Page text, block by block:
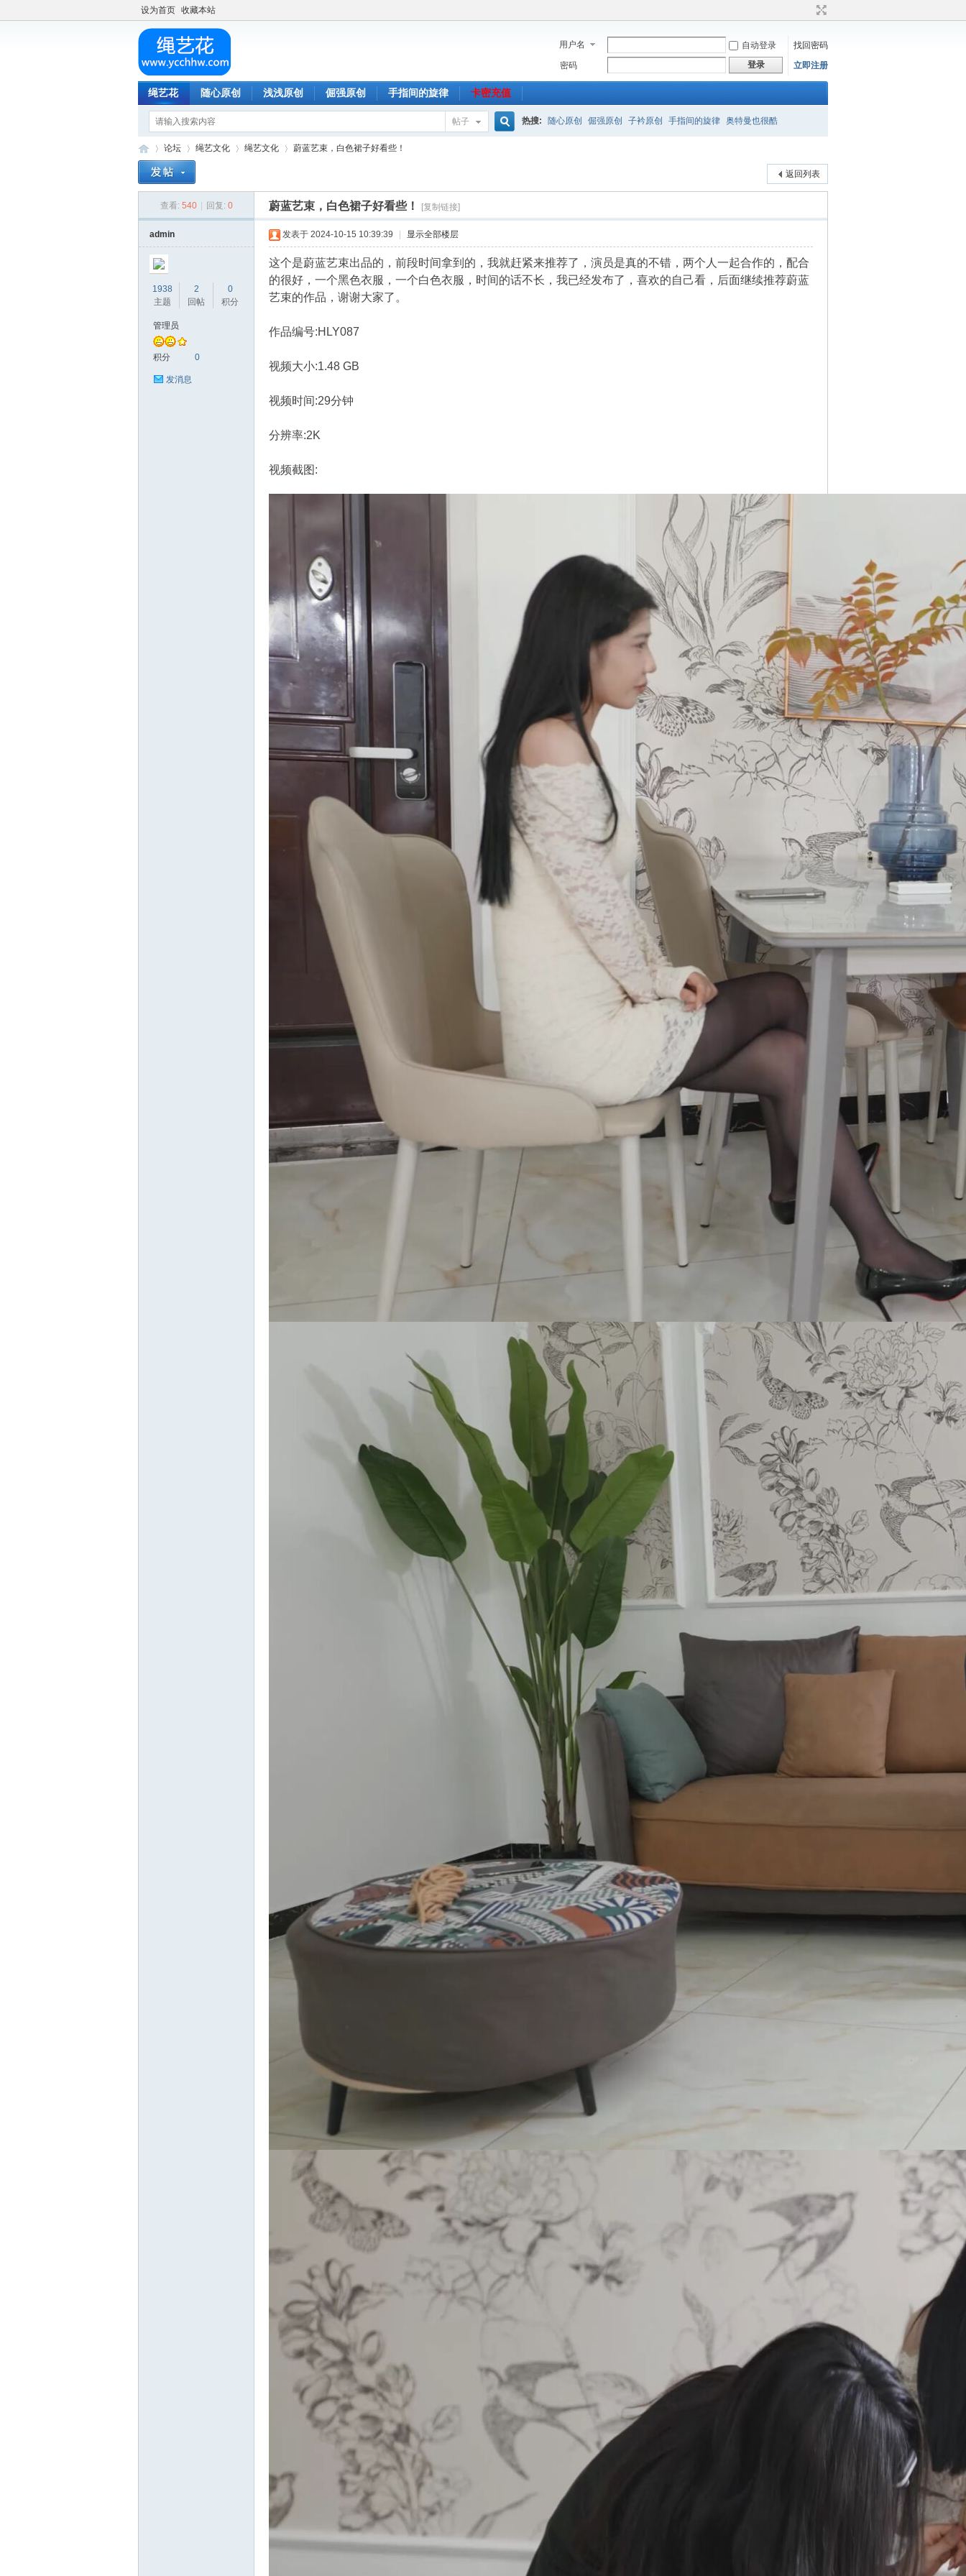
设为首页 收藏本站
用户名 自动登录
找回密码
密码
登录 立即注册
绳艺花 随心原创 浅浅原创 倔强原创 手指间的旋律 卡密充值
帖子 热搜: 随心原创 倔强原创 子衿原创 手指间的旋律 奥特曼也很酷
论坛
›
绳艺文化
›
绳艺文化
›
蔚蓝艺束，白色裙子好看些！
返回列表
查看: 540 回复: 0 蔚蓝艺束，白色裙子好看些！ [复制链接]
admin
1938
主题
2
回帖
0
积分
管理员
积分 0
发消息
发表于 2024-10-15 10:39:39 显示全部楼层
这个是蔚蓝艺束出品的，前段时间拿到的，我就赶紧来推荐了，演员是真的不错，两个人一起合作的，配合
的很好，一个黑色衣服，一个白色衣服，时间的话不长，我已经发布了，喜欢的自己看，后面继续推荐蔚蓝
艺束的作品，谢谢大家了。
作品编号:HLY087
视频大小:1.48 GB
视频时间:29分钟
分辨率:2K
视频截图: